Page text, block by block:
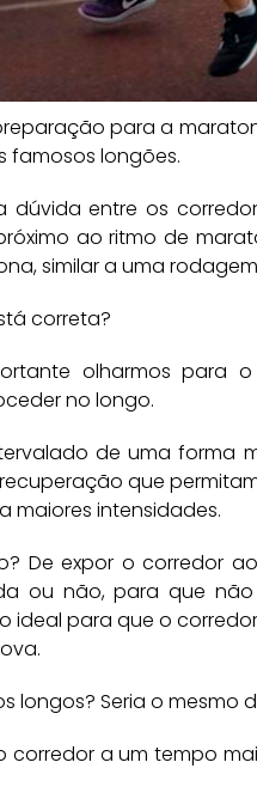
preparação para a
famosos longões.
dúvida entre os
ao ritmo de
similar a uma
correta?
olharmos
no longo.
de uma forma
que
maiores intensidades.
De expor o corredor
ou não, para que
ideal para que o
longos? Seria o mesmo
a um tempo